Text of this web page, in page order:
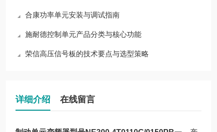
合康功率单元安装与调试指南
施耐德控制单元产品分类与核心功能
荣信高压信号板的技术要点与选型策略
详细介绍 在线留言